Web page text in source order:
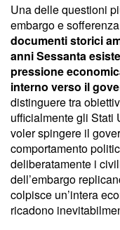
Una delle questioni
embargo e
documenti storici
anni Sessanta
pressione
interno verso il
distinguere tra
ufficialmente gli Stati
voler spingere il
comportamento
deliberatamente i
dell’embargo
colpisce un’intera
ricadono